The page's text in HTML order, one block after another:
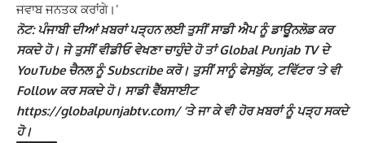
ਜਵਾਬ ਜਨਤਕ ਕਰਾਂਗੇ।’
ਨੋਟ: ਪੰਜਾਬੀ ਦੀਆਂ ਖ਼ਬਰਾਂ ਪੜ੍ਹਨ ਲਈ ਤੁਸੀਂ ਸਾਡੀ ਐਪ ਨੂੰ ਡਾਊਨਲੋਡ ਕਰ
ਸਕਦੇ ਹੋ। ਜੇ ਤੁਸੀਂ ਵੀਡੀਓ ਵੇਖਣਾ ਚਾਹੁੰਦੇ ਹੋ ਤਾਂ Global Punjab TV ਦੇ
YouTube ਚੈਨਲ ਨੂੰ Subscribe ਕਰੋ। ਤੁਸੀਂ ਸਾਨੂੰ ਫੇਸਬੁੱਕ, ਟਵਿੱਟਰ ‘ਤੇ ਵੀ
Follow ਕਰ ਸਕਦੇ ਹੋ। ਸਾਡੀ ਵੈੱਬਸਾਈਟ
https://globalpunjabtv.com/ ‘ਤੇ ਜਾ ਕੇ ਵੀ ਹੋਰ ਖ਼ਬਰਾਂ ਨੂੰ ਪੜ੍ਹ ਸਕਦੇ
ਹੋ।